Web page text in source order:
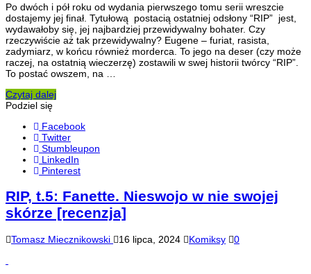
Po dwóch i pół roku od wydania pierwszego tomu serii wreszcie
dostajemy jej finał. Tytułową postacią ostatniej odsłony “RIP” jest,
wydawałoby się, jej najbardziej przewidywalny bohater. Czy
rzeczywiście aż tak przewidywalny? Eugene – furiat, rasista,
zadymiarz, w końcu również morderca. To jego na deser (czy może
raczej, na ostatnią wieczerzę) zostawili w swej historii twórcy “RIP”.
To postać owszem, na …
Czytaj dalej
Podziel się
Facebook
Twitter
Stumbleupon
LinkedIn
Pinterest
RIP, t.5: Fanette. Nieswojo w nie swojej
skórze [recenzja]
Tomasz Miecznikowski 16 lipca, 2024 Komiksy 0